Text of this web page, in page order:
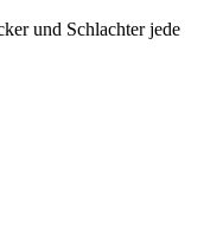
und Schlachter jede